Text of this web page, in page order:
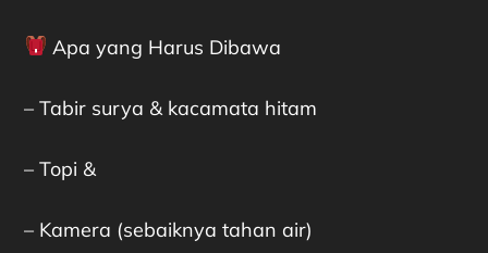
Apa yang Harus Dibawa
– Tabir surya & kacamata hitam
– Topi &
– Kamera (sebaiknya tahan air)